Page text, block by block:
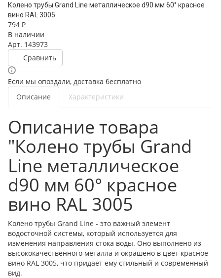
Колено трубы Grand Line металлическое d90 мм 60° красное
вино RAL 3005
794 ₽
В наличии
Арт. 143973
Сравнить
Если мы опоздали, доставка бесплатно
Описание
Характеристики
Описание товара
"Колено трубы Grand
Line металлическое
d90 мм 60° красное
вино RAL 3005
Колено трубы Grand Line - это важный элемент
водосточной системы, который используется для
изменения направления стока воды. Оно выполнено из
высококачественного металла и окрашено в цвет красное
вино RAL 3005, что придает ему стильный и современный
вид.